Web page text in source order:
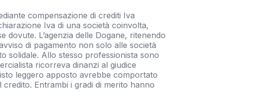
compensazione di crediti Iva
Iva di una società coinvolta,
L’agenzia delle Dogane, ritenendo
di pagamento non solo alle società
solidale. Allo stesso professionista sono
ricorreva dinanzi al giudice
leggero apposto avrebbe comportato
Entrambi i gradi di merito hanno